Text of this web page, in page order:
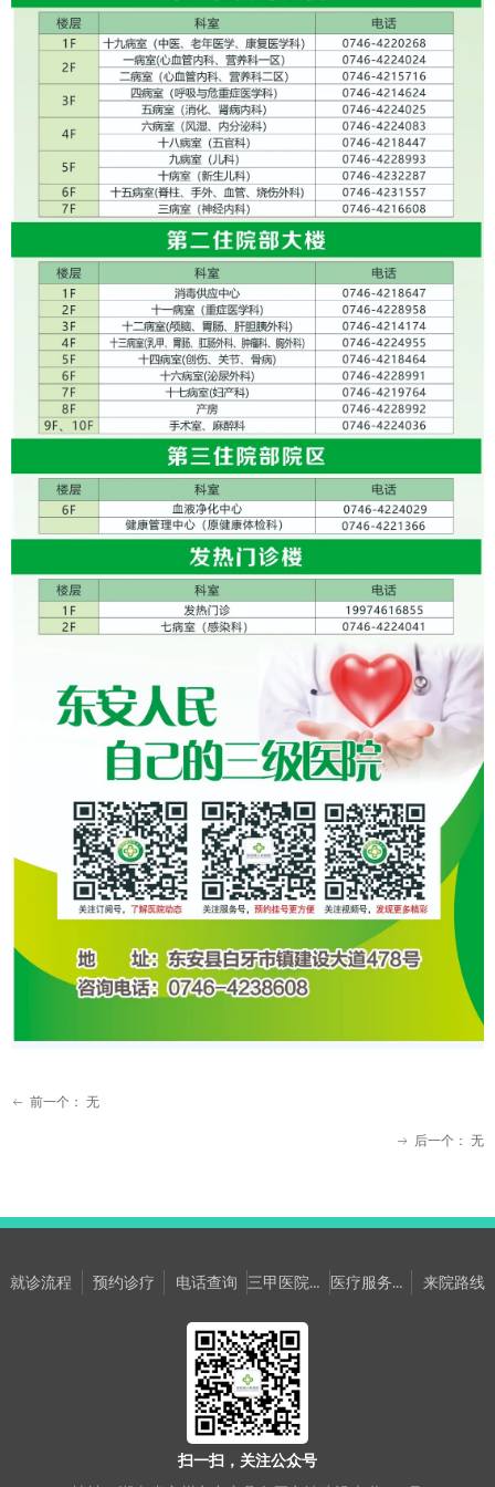
ꂃ 前一个： 无
ꁹ 后一个： 无
就诊流程 预约诊疗 电话查询 三甲医院专家坐诊信息 医疗服务提升年网络意见箱 来院路线
扫一扫，关注公众号